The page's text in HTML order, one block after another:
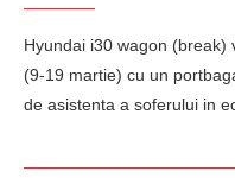
Hyundai i30 wagon (break)
(9-19 martie) cu un
de asistenta a soferului in